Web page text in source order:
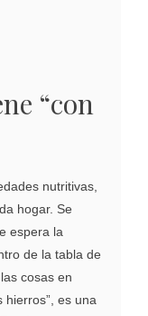
“con
nutritivas,
hogar. Se
espera la
de la tabla de
cosas en
hierros”, es una